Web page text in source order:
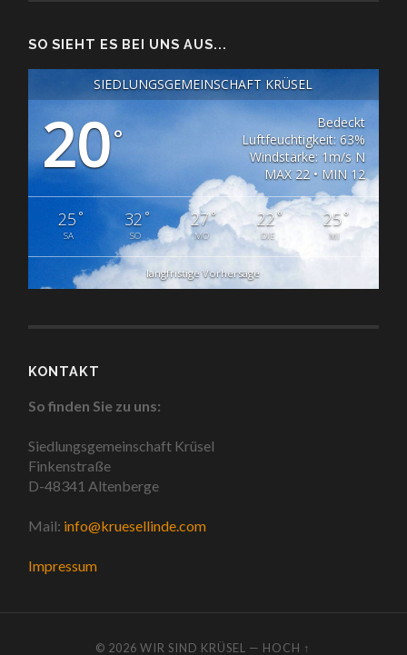
SO SIEHT ES BEI UNS AUS...
SIEDLUNGSGEMEINSCHAFT KRÜSEL
20°
Bedeckt
Luftfeuchtigkeit: 63%
Windstärke: 1m/s N
MAX 22 • MIN 12
25°
SA
32 °
SO
27°
MO
22°
DIE
25°
MI
langfristige Vorhersage
KONTAKT
So finden Sie zu uns:
Siedlungsgemeinschaft Krüsel
Finkenstraße
D-48341 Altenberge
Mail: info@kruesellinde.com
Impressum
© 2026WIR SIND KRÜSEL — HOCH ↑